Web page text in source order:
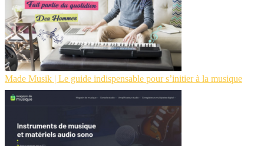
Made Musik | Le guide indispensable pour s’initier à la musique